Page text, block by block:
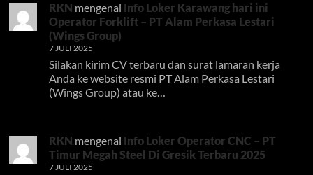
RKN mengenai Info Loker Karawang hari ini
Operator Forklift – PT Alam Perkasa Lestari
(Wings Group)
7 JULI 2025
Silakan kirim CV terbaru dan surat lamaran kerja
Anda ke website resmi PT Alam Perkasa Lestari
(Wings Group) atau ke…
RKN mengenai Info Loker Operator CNC – PT
Timur Megah Steel Di Gresik Terbaru 2025
7 JULI 2025